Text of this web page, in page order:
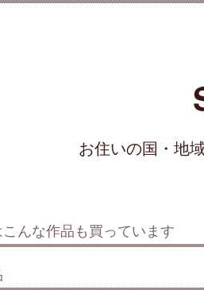
お住いの国・地
んな作品も買っています